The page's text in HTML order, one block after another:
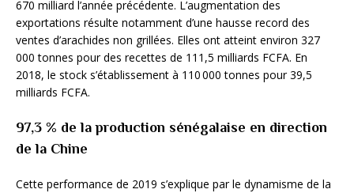
670 milliard l’année précédente. L’augmentation des
exportations résulte notamment d’une hausse record des
ventes d’arachides non grillées. Elles ont atteint environ 327
000 tonnes pour des recettes de 111,5 milliards FCFA. En
2018, le stock s’établissement à 110 000 tonnes pour 39,5
milliards FCFA.
97,3 % de la production sénégalaise en direction
de la Chine
Cette performance de 2019 s’explique par le dynamisme de la